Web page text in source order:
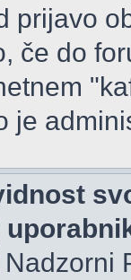
prijavo
če do
je